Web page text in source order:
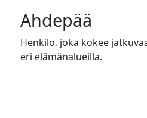
Ahdepää
Henkilö, joka kokee
eri elämänalueilla.